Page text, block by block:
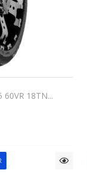
60VR 18TN...